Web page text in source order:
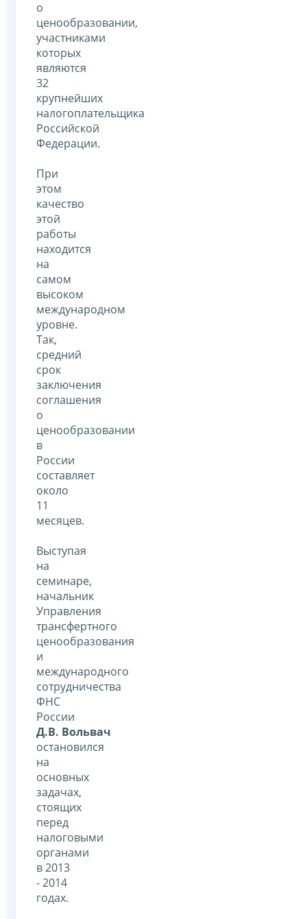
о
ценообразовании,
участниками
которых
являются
32
крупнейших
налогоплательщика
Российской
Федерации.
При
этом
качество
этой
работы
находится
на
самом
высоком
международном
уровне.
Так,
средний
срок
заключения
соглашения
о
ценообразовании
в
России
составляет
около
11
месяцев.
Выступая
на
семинаре,
начальник
Управления
трансфертного
ценообразования
и
международного
сотрудничества
ФНС
России
Д.В. Вольвач
остановился
на
основных
задачах,
стоящих
перед
налоговыми
органами
в 2013
- 2014
годах.